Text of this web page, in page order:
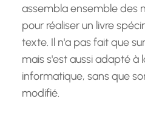
assembla ensemble des
pour réaliser un livre
texte. Il n'a pas fait que
mais s'est aussi adapté à
informatique, sans que
modifié.